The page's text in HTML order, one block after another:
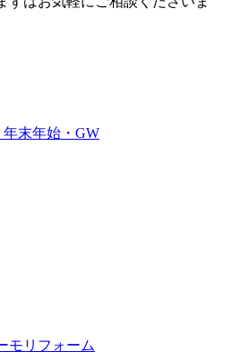
末年始・GW